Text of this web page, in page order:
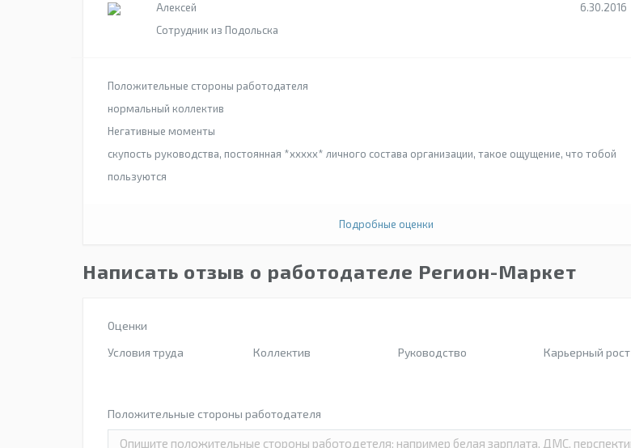
Алексей
Сотрудник из Подольска
6.30.2016
Положительные стороны работодателя
нормальный коллектив
Негативные моменты
скупость руководства, постоянная *xxxxx* личного состава организации, такое ощущение, что тобой
пользуются
Подробные оценки
Написать отзыв о работодателе Регион-Маркет
Оценки
Условия труда
Коллектив Руководство Карьерный рост
Положительные стороны работодателя